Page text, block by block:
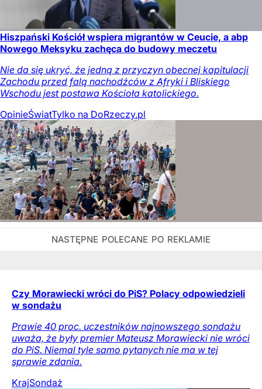
Hiszpański Kościół wspiera migrantów w Ceucie, a abp
Nowego Meksyku zachęca do budowy meczetu
Nie da się ukryć, że jedną z przyczyn obecnej kapitulacji
Zachodu przed falą nachodźców z Afryki i Bliskiego
Wschodu jest postawa Kościoła katolickiego.
OpinieŚwiatTylko na DoRzeczy.pl
Czy Morawiecki wróci do PiS? Polacy odpowiedzieli
w sondażu
Prawie 40 proc. uczestników najnowszego sondażu
uważa, że były premier Mateusz Morawiecki nie wróci
do PiS. Niemal tyle samo pytanych nie ma w tej
sprawie zdania.
KrajSondaż